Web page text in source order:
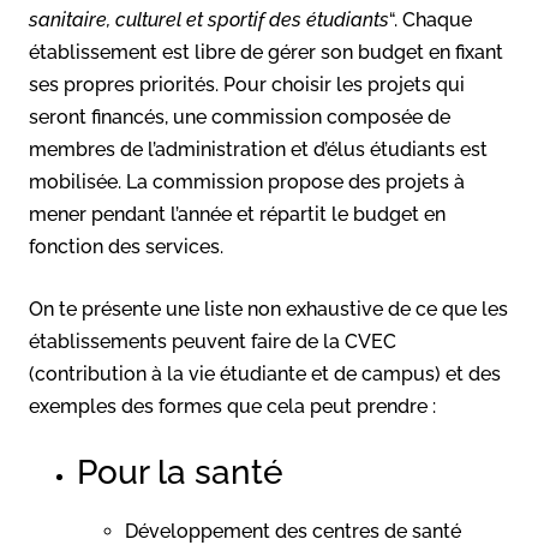
sanitaire, culturel et sportif des étudiants“. Chaque
établissement est libre de gérer son budget en fixant
ses propres priorités. Pour choisir les projets qui
seront financés, une commission composée de
membres de l’administration et d’élus étudiants est
mobilisée. La commission propose des projets à
mener pendant l’année et répartit le budget en
fonction des services.
On te présente une liste non exhaustive de ce que les
établissements peuvent faire de la CVEC
(contribution à la vie étudiante et de campus) et des
exemples des formes que cela peut prendre :
Pour la santé
Développement des centres de santé